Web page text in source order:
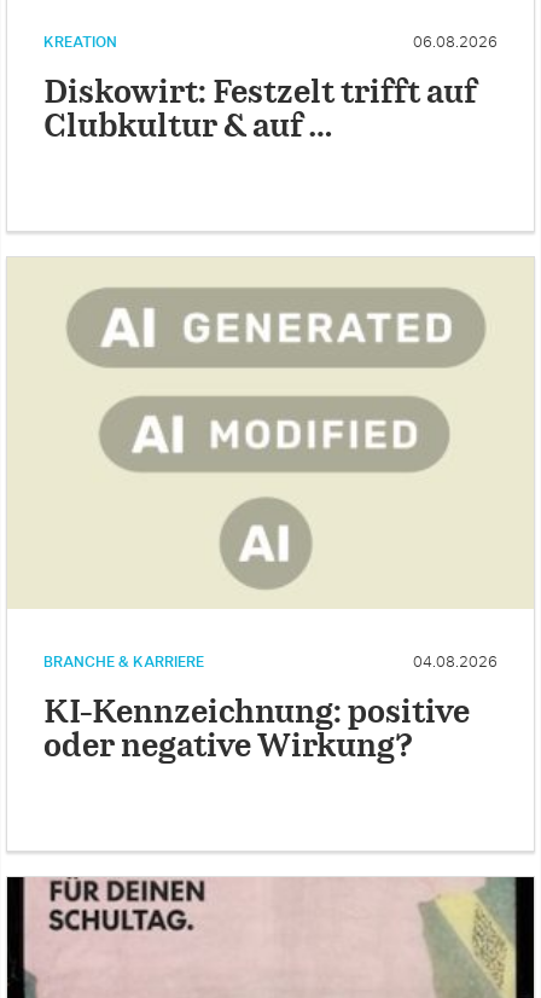
KREATION 06.08.2026
Diskowirt: Festzelt trifft auf
Clubkultur & auf …
BRANCHE & KARRIERE 04.08.2026
KI-Kennzeichnung: positive
oder negative Wirkung?